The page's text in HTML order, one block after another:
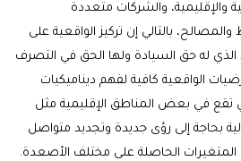
والإقليمية، والشركات متعددة
بالتالي إن تركيز الواقعية على
الذي له حق السيادة ولها الحق في التصرف
الواقعية كافية لفهم ديناميكيات
تقع في بعض المناطق الإقليمية مثل
بحاجة إلى رؤى جديدة وتجديد متواصل
المتغيرات الحاصلة على مختلف الأصعدة.